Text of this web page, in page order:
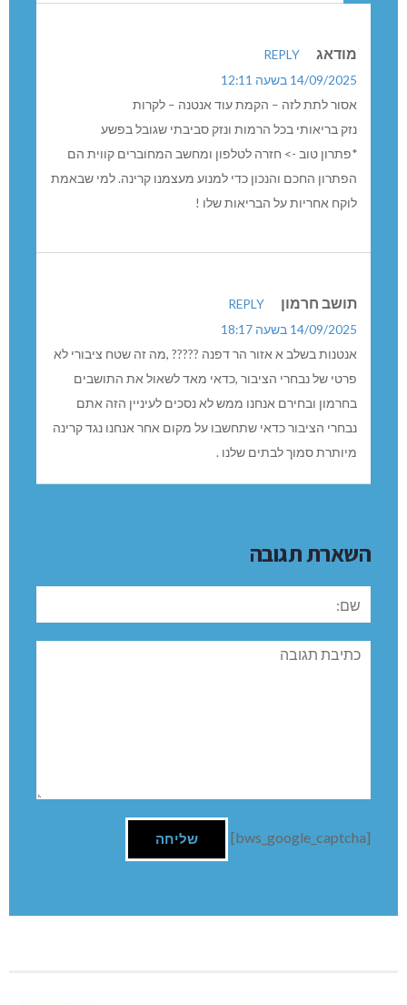
לא הבנת שעם אנטנה כזו במרכז הכפר, האמפי עובר
מודאג
REPLY
14/09/2025 בשעה 12:11
אסור לתת לזה – הקמת עוד אנטנה – לקרות
נזק בריאותי בכל הרמות ונזק סביבתי שגובל בפשע
*פתרון טוב -> חזרה לטלפון ומחשב המחוברים קווית הם
תושב חרמון
REPLY
14/09/2025 בשעה 18:17
אנטנות בשלב א אזור הר דפנה ????? ,מה זה שטח ציבורי לא
פרטי של נבחרי הציבור ,כדאי מאד לשאול את התושבים
בחרמון ובחירם אנחנו ממש לא נסכים לעיניין הזה אתם
נבחרי הציבור כדאי שתחשבו על מקום אחר אנחנו נגד קרינה
השארת תגובה
שם: